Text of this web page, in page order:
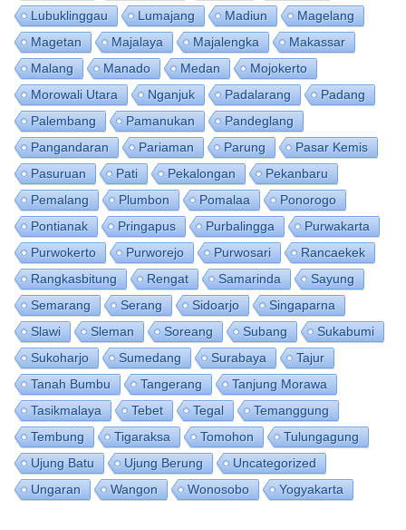
Lubuklinggau
Lumajang Madiun
Magelang
Magetan
Majalaya Majalengka
Makassar
Malang
Manado Medan
Mojokerto
Morowali Utara
Nganjuk Padalarang
Padang
Palembang
Pamanukan
Pandeglang
Pangandaran
Pariaman Parung
Pasar Kemis
Pasuruan
Pati Pekalongan
Pekanbaru
Pemalang
Plumbon Pomalaa
Ponorogo
Pontianak
Pringapus Purbalingga
Purwakarta
Purwokerto
Purworejo Purwosari
Rancaekek
Rangkasbitung
Rengat Samarinda
Sayung
Semarang
Serang Sidoarjo
Singaparna
Slawi
Sleman Soreang Subang
Sukabumi
Sukoharjo
Sumedang Surabaya
Tajur
Tanah Bumbu
Tangerang
Tanjung Morawa
Tasikmalaya
Tebet Tegal
Temanggung
Tembung
Tigaraksa Tomohon
Tulungagung
Ujung Batu
Ujung Berung
Uncategorized
Ungaran
Wangon Wonosobo Yogyakarta